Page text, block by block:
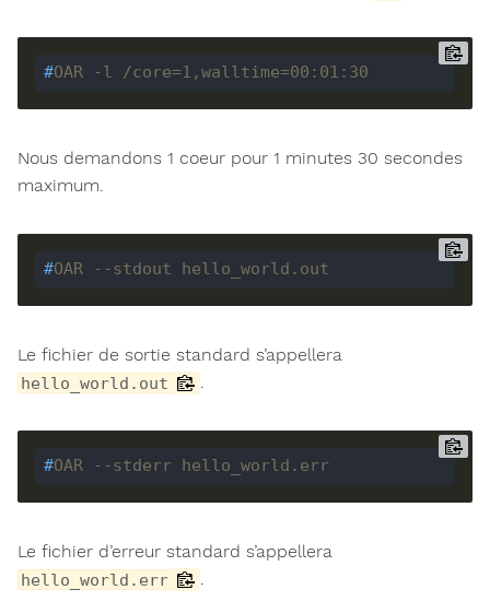
#OAR -l /core=1,walltime=00:01:30
Nous demandons 1 coeur pour 1 minutes 30 secondes
maximum.
#OAR --stdout hello_world.out
Le fichier de sortie standard s’appellera
hello_world.out .
#OAR --stderr hello_world.err
Le fichier d’erreur standard s’appellera
hello_world.err .